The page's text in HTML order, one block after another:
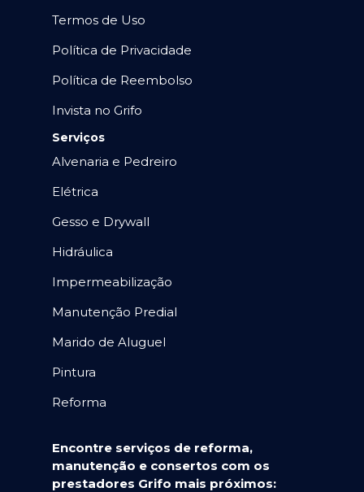
Termos de Uso
Política de Privacidade
Política de Reembolso
Invista no Grifo
Serviços
Alvenaria e Pedreiro
Elétrica
Gesso e Drywall
Hidráulica
Impermeabilização
Manutenção Predial
Marido de Aluguel
Pintura
Reforma
Encontre serviços de reforma,
manutenção e consertos com os
prestadores Grifo mais próximos: